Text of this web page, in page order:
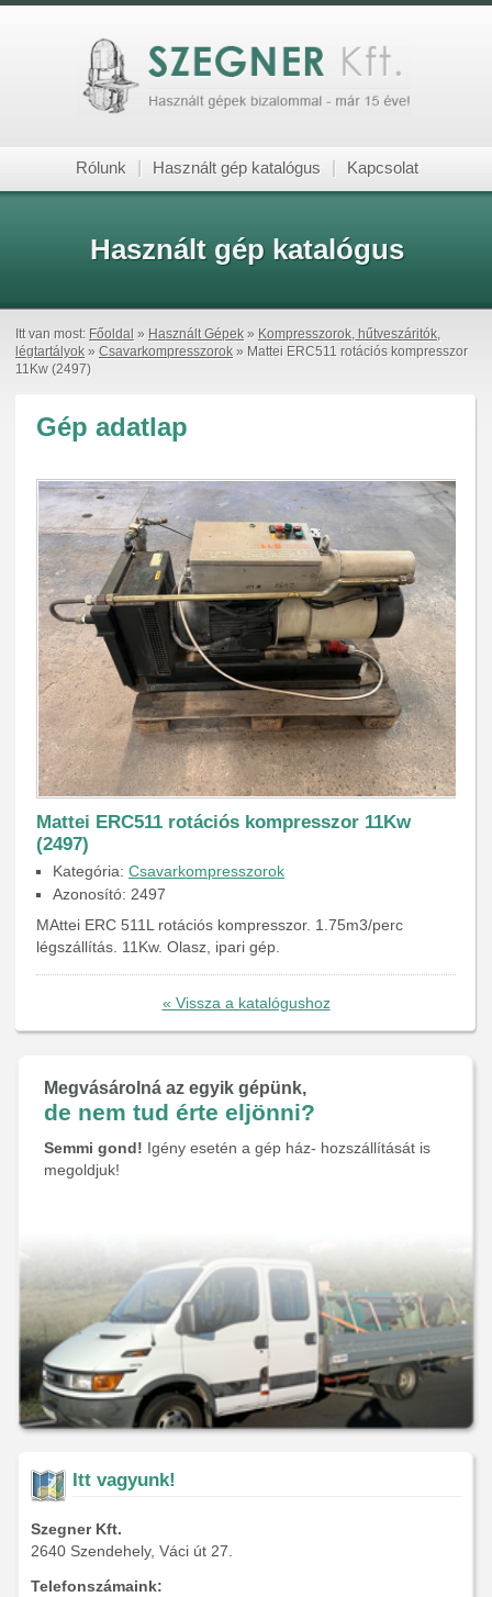
Rólunk Használt gép katalógus Kapcsolat
Használt gép katalógus
Itt van most: Főoldal » Használt Gépek » Kompresszorok, hűtveszáritók,
légtartályok » Csavarkompresszorok » Mattei ERC511 rotációs kompresszor
11Kw (2497)
Gép adatlap
Mattei ERC511 rotációs kompresszor 11Kw
(2497)
Kategória: Csavarkompresszorok
Azonosító: 2497
MAttei ERC 511L rotációs kompresszor. 1.75m3/perc
légszállítás. 11Kw. Olasz, ipari gép.
« Vissza a katalógushoz
Megvásárolná az egyik gépünk,
de nem tud érte eljönni?
Semmi gond! Igény esetén a gép ház- hozszállítását is
megoldjuk!
Itt vagyunk!
Szegner Kft.
2640 Szendehely, Váci út 27.
Telefonszámaink: